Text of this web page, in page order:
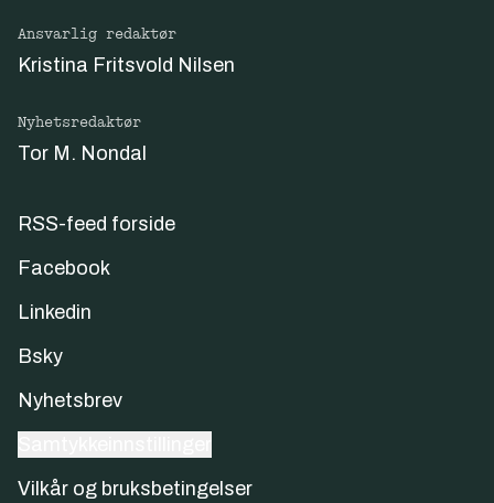
Ansvarlig redaktør
Kristina Fritsvold Nilsen
Nyhetsredaktør
Tor M. Nondal
RSS-feed forside
Facebook
Linkedin
Bsky
Nyhetsbrev
Vilkår og bruksbetingelser